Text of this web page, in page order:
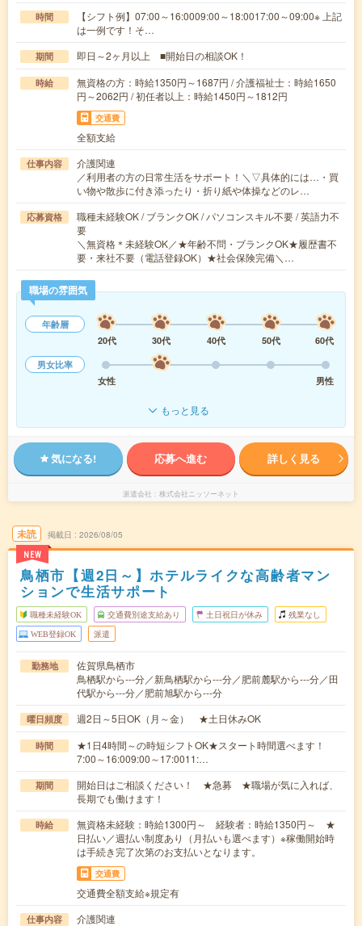
時間
【シフト例】07:00～16:0009:00～18:0017:00～09:00※ 上記
は一例です！そ…
期間 即日～2ヶ月以上 ■開始日の相談OK！
時給
無資格の方：時給1350円～1687円 / 介護福祉士：時給1650
円～2062円 / 初任者以上：時給1450円～1812円
交通費
全額支給
仕事内容
介護関連
／利用者の方の日常生活をサポート！＼▽具体的には…・買
い物や散歩に付き添ったり・折り紙や体操などのレ…
応募資格
職種未経験OK / ブランクOK / パソコンスキル不要 / 英語力不
要
＼無資格＊未経験OK／★年齢不問・ブランクOK★履歴書不
要・来社不要（電話登録OK）★社会保険完備＼…
職場の雰囲気
年齢層
20代
30代 40代 50代
60代
男女比率
女性
男性
もっと見る
気になる! 応募へ進む 詳しく見る
派遣会社 株式会社ニッソーネット
未読
NEW
掲載日 2026/08/05
鳥栖市【週2日～】ホテルライクな高齢者マン
ションで生活サポート
職種未経験OK 交通費別途支給あり 土日祝日が休み 残業なし
WEB登録OK 派遣
勤務地
佐賀県鳥栖市
鳥栖駅から---分／新鳥栖駅から---分／肥前麓駅から---分／田
代駅から---分／肥前旭駅から---分
曜日頻度 週2日～5日OK（月～金） ★土日休みOK
時間
★1日4時間～の時短シフトOK★スタート時間選べます！
7:00～16:009:00～17:0011:…
期間
開始日はご相談ください！ ★急募 ★職場が気に入れば、
長期でも働けます！
時給
無資格未経験：時給1300円～ 経験者：時給1350円～ ★
日払い／週払い制度あり（月払いも選べます）※稼働開始時
は手続き完了次第のお支払いとなります。
交通費
交通費全額支給※規定有
仕事内容
介護関連